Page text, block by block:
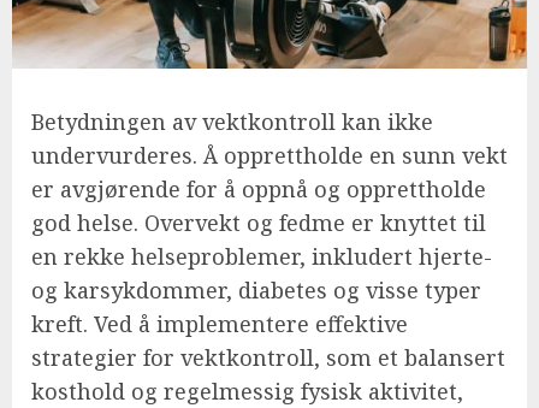
Betydningen av vektkontroll kan ikke
undervurderes. Å opprettholde en sunn vekt
er avgjørende for å oppnå og opprettholde
god helse. Overvekt og fedme er knyttet til
en rekke helseproblemer, inkludert hjerte-
og karsykdommer, diabetes og visse typer
kreft. Ved å implementere effektive
strategier for vektkontroll, som et balansert
kosthold og regelmessig fysisk aktivitet,